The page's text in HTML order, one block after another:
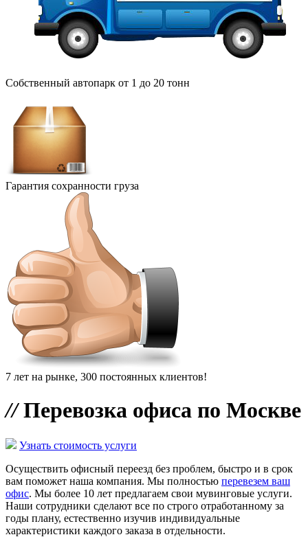
Собственный автопарк от 1 до 20 тонн
Гарантия сохранности груза
7 лет на рынке, 300 постоянных клиентов!
//Перевозка офиса по Москве
Узнать стоимость услуги
Осуществить офисный переезд без проблем, быстро и в срок
вам поможет наша компания. Мы полностью перевезем ваш
офис. Мы более 10 лет предлагаем свои мувинговые услуги.
Наши сотрудники сделают все по строго отработанному за
годы плану, естественно изучив индивидуальные
характеристики каждого заказа в отдельности.